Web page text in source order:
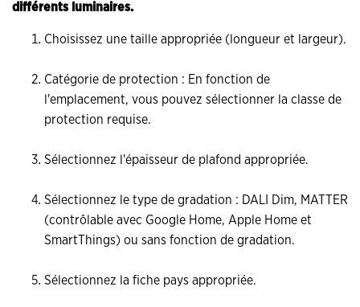
différents luminaires.
Choisissez une taille appropriée (longueur et largeur).
Catégorie de protection : En fonction de
l'emplacement, vous pouvez sélectionner la classe de
protection requise.
Sélectionnez l'épaisseur de plafond appropriée.
Sélectionnez le type de gradation : DALI Dim, MATTER
(contrôlable avec Google Home, Apple Home et
SmartThings) ou sans fonction de gradation.
Sélectionnez la fiche pays appropriée.